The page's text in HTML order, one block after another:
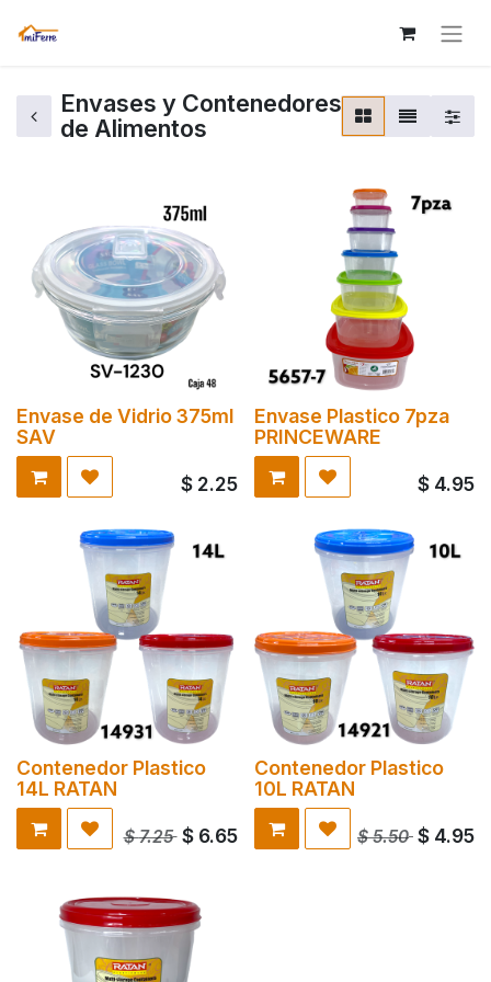
Envases y Contenedores
de Alimentos
Envase de Vidrio 375ml
SAV
$ 2.25
Envase Plastico 7pza
PRINCEWARE
$ 4.95
Contenedor Plastico
14L RATAN
$7.25 $ 6.65
Contenedor Plastico
10L RATAN
$5.50 $ 4.95